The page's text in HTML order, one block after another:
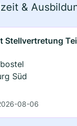
&
Stellvertretung
Süd
08-06